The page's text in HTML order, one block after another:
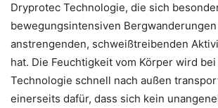
Dryprotec Technologie, die sich
bewegungsintensiven
anstrengenden, schweißtreibenden
hat. Die Feuchtigkeit vom Körper wird
Technologie schnell nach außen
einerseits dafür, dass sich kein